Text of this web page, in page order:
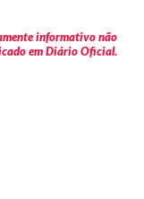
informativo não
em Diário Oficial.